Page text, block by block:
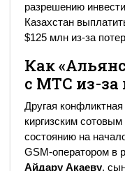
разрешению
Казахстан
$125 млн из-за
Как
с МТС из-за
Другая
киргизским
состоянию на
GSM-оператором в
Айдару Акаеву,